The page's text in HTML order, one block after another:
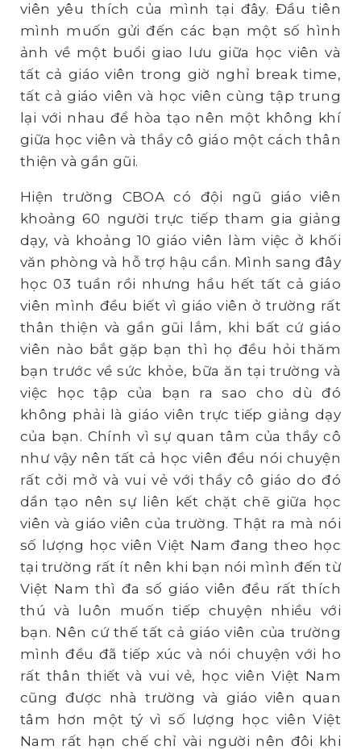
viên yêu thích của mình tại đây. Đầu tiên
mình muốn gửi đến các bạn một số hình
ảnh về một buổi giao lưu giữa học viên và
tất cả giáo viên trong giờ nghỉ break time,
tất cả giáo viên và học viên cùng tập trung
lại với nhau để hòa tạo nên một không khí
giữa học viên và thầy cô giáo một cách thân
thiện và gần gũi.
Hiện trường CBOA có đội ngũ giáo viên
khoảng 60 người trực tiếp tham gia giảng
dạy, và khoảng 10 giáo viên làm việc ở khối
văn phòng và hỗ trợ hậu cần. Mình sang đây
học 03 tuần rồi nhưng hầu hết tất cả giáo
viên mình đều biết vì giáo viên ở trường rất
thân thiện và gần gũi lắm, khi bất cứ giáo
viên nào bắt gặp bạn thì họ đều hỏi thăm
bạn trước về sức khỏe, bữa ăn tại trường và
việc học tập của bạn ra sao cho dù đó
không phải là giáo viên trực tiếp giảng dạy
của bạn. Chính vì sự quan tâm của thầy cô
như vậy nên tất cả học viên đều nói chuyện
rất cởi mở và vui vẻ với thầy cô giáo do đó
dần tạo nên sự liên kết chặt chẽ giữa học
viên và giáo viên của trường. Thật ra mà nói
số lượng học viên Việt Nam đang theo học
tại trường rất ít nên khi bạn nói mình đến từ
Việt Nam thì đa số giáo viên đều rất thích
thú và luôn muốn tiếp chuyện nhiều với
bạn. Nên cứ thế tất cả giáo viên của trường
mình đều đã tiếp xúc và nói chuyện với ho
rất thân thiết và vui vẻ, học viên Việt Nam
cũng được nhà trường và giáo viên quan
tâm hơn một tý vì số lượng học viên Việt
Nam rất hạn chế chỉ vài người nên đôi khi